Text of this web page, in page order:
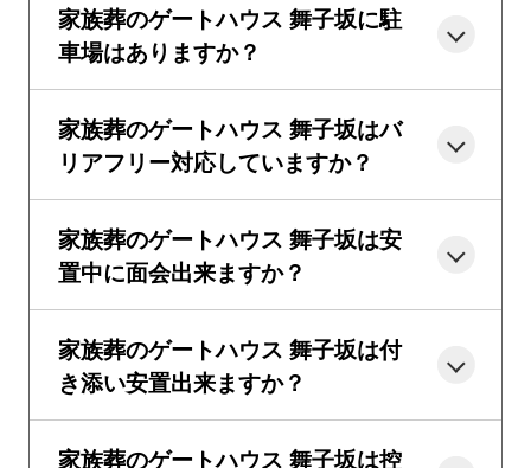
家族葬のゲートハウス 舞子坂に駐
車場はありますか？
家族葬のゲートハウス 舞子坂はバ
リアフリー対応していますか？
家族葬のゲートハウス 舞子坂は安
置中に面会出来ますか？
家族葬のゲートハウス 舞子坂は付
き添い安置出来ますか？
家族葬のゲートハウス 舞子坂は控